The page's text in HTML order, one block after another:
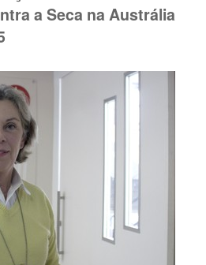
a Seca na Austrália